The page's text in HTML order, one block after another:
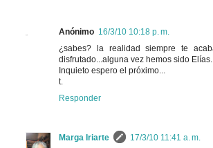
Anónimo 16/3/10 10:18 p. m.
¿sabes? la realidad siempre te
disfrutado...alguna vez hemos sido
Inquieto espero el próximo...
t.
Responder
Marga Iriarte
17/3/10 11:41 a. m.